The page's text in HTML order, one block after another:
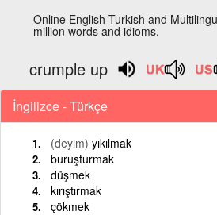
Online English Turkish and
million words and idioms.
crumple up
İngilizce - Türkçe
(deyim) yıkılmak
buruşturmak
düşmek
kırıştırmak
çökmek